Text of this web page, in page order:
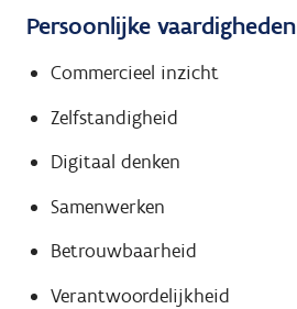
Persoonlijke vaardigheden
Commercieel inzicht
Zelfstandigheid
Digitaal denken
Samenwerken
Betrouwbaarheid
Verantwoordelijkheid